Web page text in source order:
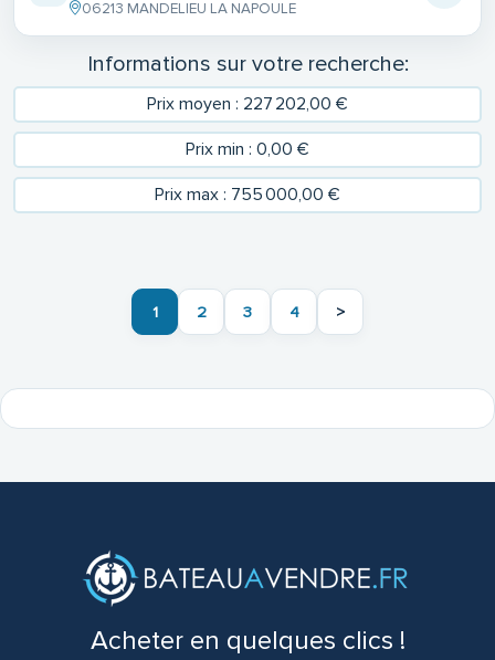
Informations sur votre recherche:
Prix moyen : 227 202,00 €
Prix min : 0,00 €
Prix max : 755 000,00 €
06213 MANDELIEU LA NAPOULE
1 2 3 4 >
Acheter en quelques clics !